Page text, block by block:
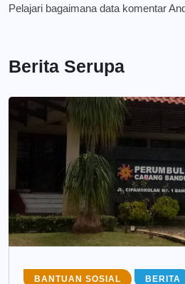
Pelajari bagaimana data komentar
Berita Serupa
BANTUAN SOSIAL BERITA